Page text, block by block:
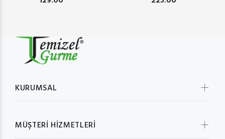
KURUMSAL
MÜŞTERİ HİZMETLERİ